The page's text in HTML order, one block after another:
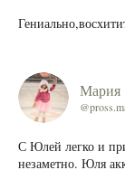
Мария
С Юлей легко и
незаметно. Юля